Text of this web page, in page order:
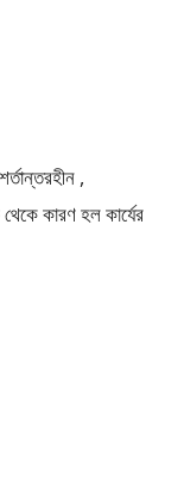
,
কারণ হল কার্যের